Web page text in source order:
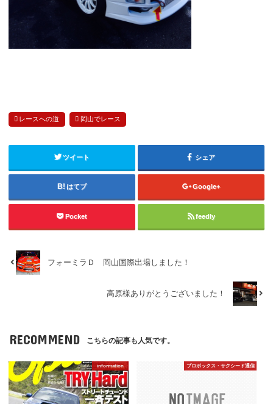
レースへの道 岡山でレース
ツイート シェア
はてブ Google+
Pocket feedly
フォーミラＤ 岡山国際出場しました！
高原様ありがとうございました！
RECOMMEND こちらの記事も人気です。
information プロボックス・サクシード通信